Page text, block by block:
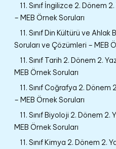
11. Sınıf İngilizce 2. Dönem
– MEB Örnek Soruları
11. Sınıf Din Kültürü ve Ahlak
Soruları ve Çözümleri – MEB
11. Sınıf Tarih 2. Dönem 2.
MEB Örnek Soruları
11. Sınıf Coğrafya 2. Dönem
– MEB Örnek Soruları
11. Sınıf Biyoloji 2. Dönem 2.
MEB Örnek Soruları
11. Sınıf Kimya 2. Dönem 2.